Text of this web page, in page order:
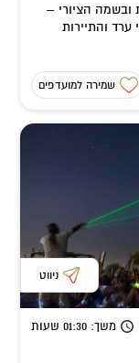
ובשמה הציורי –
והתיירות
שמירה למועדפים
ניווט
משך: 01:30 שעות